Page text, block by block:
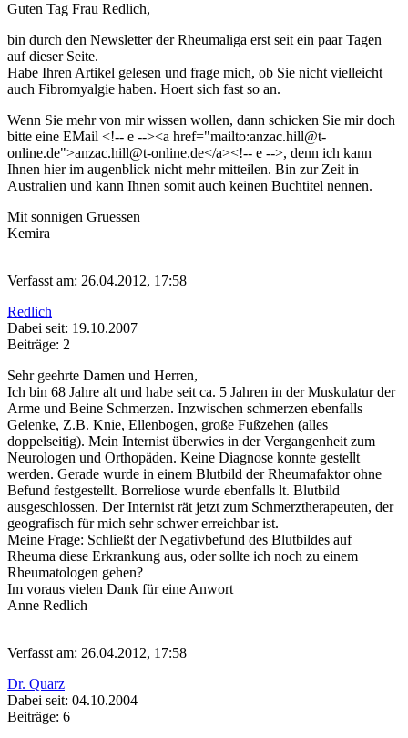
Guten Tag Frau Redlich,
bin durch den Newsletter der Rheumaliga erst seit ein paar Tagen
auf dieser Seite.
Habe Ihren Artikel gelesen und frage mich, ob Sie nicht vielleicht
auch Fibromyalgie haben. Hoert sich fast so an.
Wenn Sie mehr von mir wissen wollen, dann schicken Sie mir doch
bitte eine EMail <!-- e --><a href="mailto:anzac.hill@t-
online.de">anzac.hill@t-online.de</a><!-- e -->, denn ich kann
Ihnen hier im augenblick nicht mehr mitteilen. Bin zur Zeit in
Australien und kann Ihnen somit auch keinen Buchtitel nennen.
Mit sonnigen Gruessen
Kemira
Verfasst am: 26.04.2012, 17:58
Redlich
Dabei seit: 19.10.2007
Beiträge: 2
Sehr geehrte Damen und Herren,
Ich bin 68 Jahre alt und habe seit ca. 5 Jahren in der Muskulatur der
Arme und Beine Schmerzen. Inzwischen schmerzen ebenfalls
Gelenke, Z.B. Knie, Ellenbogen, große Fußzehen (alles
doppelseitig). Mein Internist überwies in der Vergangenheit zum
Neurologen und Orthopäden. Keine Diagnose konnte gestellt
werden. Gerade wurde in einem Blutbild der Rheumafaktor ohne
Befund festgestellt. Borreliose wurde ebenfalls lt. Blutbild
ausgeschlossen. Der Internist rät jetzt zum Schmerztherapeuten, der
geografisch für mich sehr schwer erreichbar ist.
Meine Frage: Schließt der Negativbefund des Blutbildes auf
Rheuma diese Erkrankung aus, oder sollte ich noch zu einem
Rheumatologen gehen?
Im voraus vielen Dank für eine Anwort
Anne Redlich
Verfasst am: 26.04.2012, 17:58
Dr. Quarz
Dabei seit: 04.10.2004
Beiträge: 6